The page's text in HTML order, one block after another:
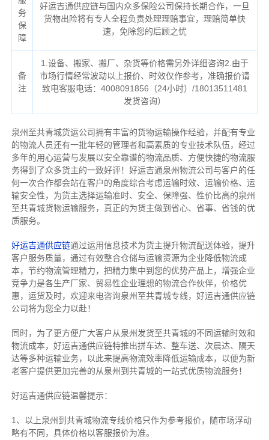
务
保
障
好运吉通供应链与国内众多保险公司保持长期合作，一旦
货物出险将有专人全程负责处理理赔事宜，理赔简单快
速，免除您的后顾之忧
备
注
1.设备、搬家、搬厂、杂货等价格需另外详细咨询2.由于
市场行情经常波动以上报价、时效仅作参考，准确报价请
致电客服电话：4008091856（24小时）/18013511481
发货咨询）
泉州至共青城货运公司拥有丰富的货物运输操作经验，并配有专业
的物流人员还有一批年轻的管理者和高素质的专业技术队伍，经过
多年的用心运营与发展以安全靠谱的物流品质、方便快捷的物流服
务得到了众多货主的一致好评！好运吉通泉州物流公司与客户的任
何一次合作都会站在客户的角度综合考虑运输时效、运输价格、运
输安全性，为货主选择运输准时、安全、保障强、性价比高的泉州
至共青城货物运输服务，真正的为货主做到省心、省事、省钱的优
质服务。
好运吉通供应链通过运用信息技术为货主提升物流配送体验，提升
客户服务质量，通过有效整合仓储与运输资源为企业降低物流成
本，节约物流管理精力，把精力集中到您的优势产品上，增强企业
竞争力是各生产厂家、贸易性企业理想的物流合作伙伴，价格优
惠，运货及时，欢迎来电咨询泉州至共青城专线，好运吉通供应链
公司将为您全力以赴！
同时，为了更方便广大客户从泉州发货至共青城的不同运输时效和
物流成本，好运吉通供应链特推出拼车达、整车送、次晨达、隔天
达等多种运输业务，以此来提高物流效率降低运输成本，以便为新
老客户提供更加完善的从泉州到共青城的一站式优质物流服务！
好运吉通供应链温馨提示：
1、以上泉州到共青城物流专线价格只作为参考报价，随市场浮动
略有不同，具体价格以客服报价为准。